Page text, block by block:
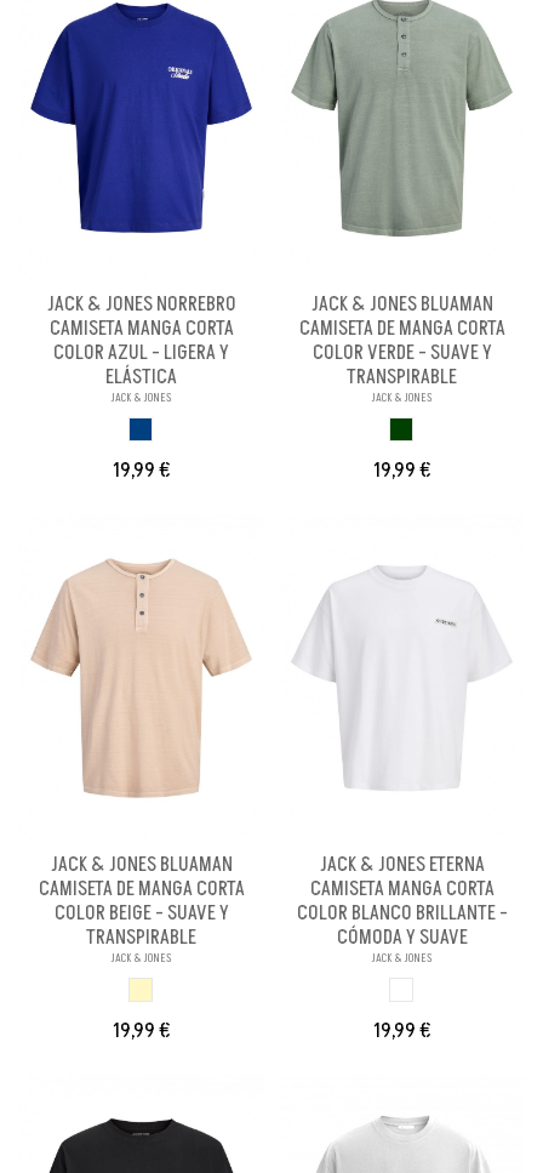
JACK & JONES NORREBRO
CAMISETA MANGA CORTA
COLOR AZUL - LIGERA Y
ELÁSTICA
JACK & JONES
19,99 €
JACK & JONES BLUAMAN
CAMISETA DE MANGA CORTA
COLOR VERDE - SUAVE Y
TRANSPIRABLE
JACK & JONES
19,99 €
JACK & JONES BLUAMAN
CAMISETA DE MANGA CORTA
COLOR BEIGE - SUAVE Y
TRANSPIRABLE
JACK & JONES
19,99 €
JACK & JONES ETERNA
CAMISETA MANGA CORTA
COLOR BLANCO BRILLANTE -
CÓMODA Y SUAVE
JACK & JONES
19,99 €